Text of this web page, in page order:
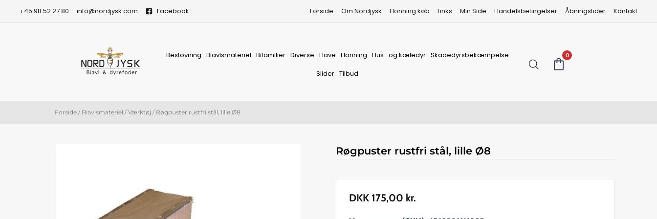
+45 98 52 27 80 info@nordjysk.com Facebook Forside Om Nordjysk Honning køb Links Min Side Handelsbetingelser Åbningstider Kontakt
Bestøvning Biavlsmateriel Bifamilier Diverse Have Honning Hus- og kæledyr Skadedyrsbekæmpelse
Slider Tilbud
0
Forside / Biavlsmateriel /Værktøj / Røgpuster rustfri stål, lille Ø8
Røgpuster rustfri stål, lille Ø8
DKK 175,00 kr.